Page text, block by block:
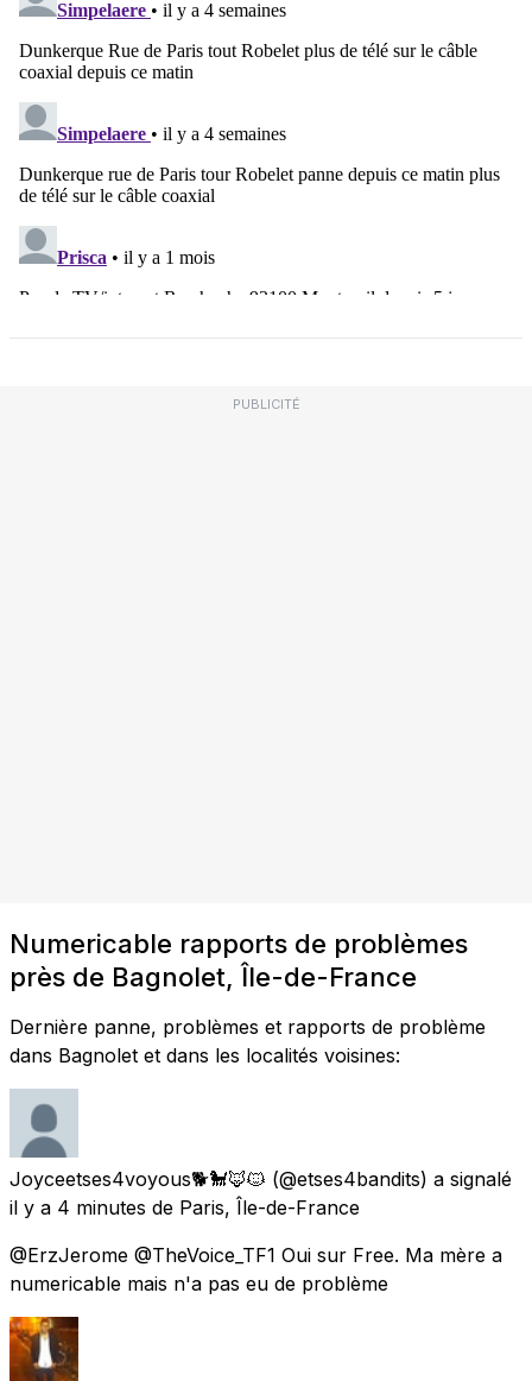
PUBLICITÉ
Numericable rapports de problèmes
près de Bagnolet, Île-de-France
Dernière panne, problèmes et rapports de problème
dans Bagnolet et dans les localités voisines:
Joyceetses4voyous🐕🐩🦊🐱 (@etses4bandits) a signalé
il y a 4 minutes de Paris, Île-de-France
@ErzJerome @TheVoice_TF1 Oui sur Free. Ma mère a
numericable mais n'a pas eu de problème